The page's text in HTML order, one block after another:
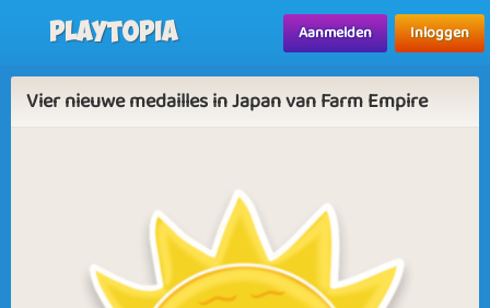
Playtopia Aanmelden Inloggen
Vier nieuwe medailles in Japan van Farm Empire